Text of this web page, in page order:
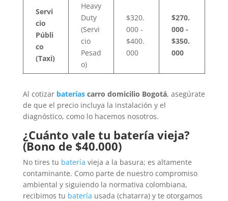
Servi
cio
Públi
co
(Taxi)
Heavy
Duty
(Servi
cio
Pesad
o)
$320.
000 -
$400.
000
$270.
000 -
$350.
000
Al cotizar bateríascarro domicilio Bogotá, asegúrate
de que el precio incluya la instalación y el
diagnóstico, como lo hacemos nosotros.
¿Cuánto vale tu batería vieja?
(Bono de $40.000)
No tires tu batería vieja a la basura; es altamente
contaminante. Como parte de nuestro compromiso
ambiental y siguiendo la normativa colombiana,
recibimos tu batería usada (chatarra) y te otorgamos